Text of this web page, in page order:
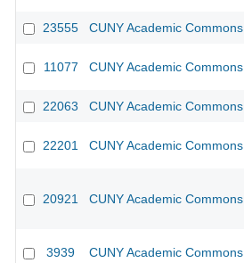
23555 CUNY Academic Commons
11077 CUNY Academic Commons
22063 CUNY Academic Commons
22201 CUNY Academic Commons
20921 CUNY Academic Commons
3939 CUNY Academic Commons